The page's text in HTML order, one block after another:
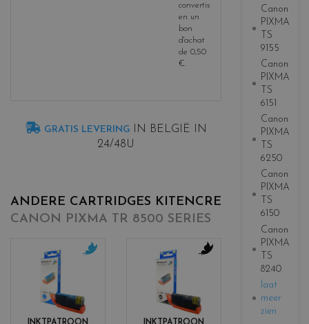
convertis
en un
bon
d'achat
de 0,50
€.
GRATIS LEVERING
IN BELGIË IN
24/48U
ANDERE CARTRIDGES KITENCRE
CANON PIXMA TR 8500 SERIES
o
r
o
r
Canon
PIXMA
TS
9155
Canon
PIXMA
TS
6151
Canon
PIXMA
TS
6250
Canon
PIXMA
TS
6150
Canon
PIXMA
TS
8240
laat
meer
zien